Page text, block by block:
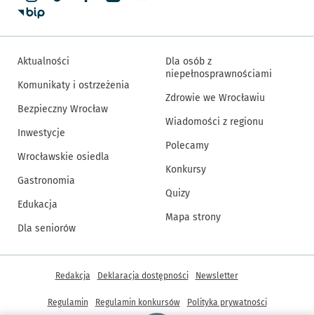
Aktualności
Komunikaty i ostrzeżenia
Bezpieczny Wrocław
Inwestycje
Wrocławskie osiedla
Gastronomia
Edukacja
Dla seniorów
Dla osób z
niepełnosprawnościami
Zdrowie we Wrocławiu
Wiadomości z regionu
Polecamy
Konkursy
Quizy
Mapa strony
Inne informacje
Redakcja Deklaracja dostępności Newsletter
Regulamin Regulamin konkursów Polityka prywatności